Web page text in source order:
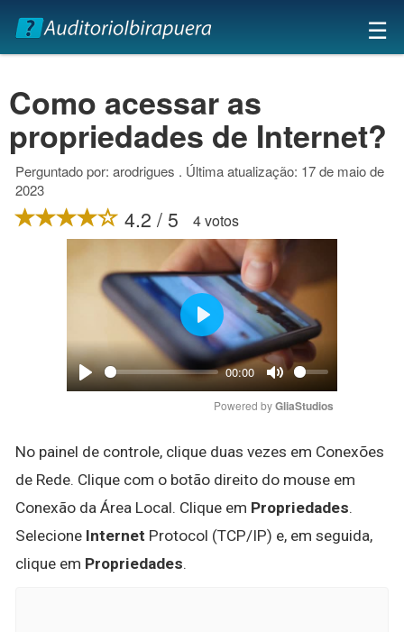
×
☰
Como acessar as
propriedades de Internet?
Perguntado por: arodrigues . Última atualização: 17 de maio de
2023
4.2 / 5 4 votos
Play
00:00
Mute
Play
Powered by GliaStudios
No painel de controle, clique duas vezes em Conexões
de Rede. Clique com o botão direito do mouse em
Conexão da Área Local. Clique em Propriedades.
Selecione Internet Protocol (TCP/IP) e, em seguida,
clique em Propriedades.